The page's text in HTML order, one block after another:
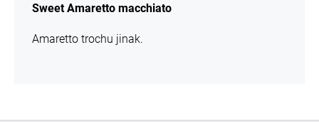
Sweet Amaretto macchiato
Amaretto trochu jinak.